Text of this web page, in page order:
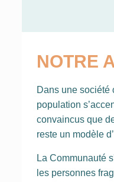
NOTRE
Dans une société
population
convaincus que
reste un modèle
La Communauté
les personnes